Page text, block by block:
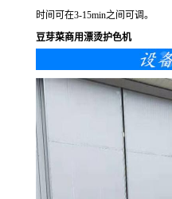
时间可在3-15min之间可调。
豆芽菜商用漂烫护色机